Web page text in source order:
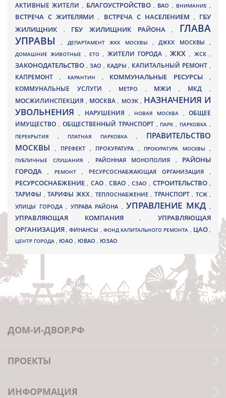
АКТИВНЫЕ ЖИТЕЛИ , БЛАГОУСТРОЙСТВО , ВАО , ВНИМАНИЕ ,
ВСТРЕЧА С ЖИТЕЛЯМИ, ВСТРЕЧА С НАСЕЛЕНИЕМ , ГБУ
ЖИЛИЩНИК
, ГБУ ЖИЛИЩНИК РАЙОНА, ГЛАВА
УПРАВЫ, ДЕПАРТАМЕНТ ЖКХ МОСКВЫ ,ДЖКХ МОСКВЫ ,
ДОМАШНИЕ ЖИВОТНЫЕ , ЕТО, ЖИТЕЛИ ГОРОДА , ЖКХ, ЖСК,
ЗАКОНОДАТЕЛЬСТВО , ЗАО , КАДРЫ, КАПИТАЛЬНЫЙ РЕМОНТ ,
КАПРЕМОНТ , КАРАНТИН , КОММУНАЛЬНЫЕ РЕСУРСЫ,
КОММУНАЛЬНЫЕ УСЛУГИ , МЕТРО , МЖИ, МКД ,
МОСЖИЛИНСПЕКЦИЯ, МОСКВА , МОЭК , НАЗНАЧЕНИЯ И
УВОЛЬНЕНИЯ, НАРУШЕНИЯ , НОВАЯ МОСКВА ,ОБЩЕЕ
ИМУЩЕСТВО , ОБЩЕСТВЕННЫЙ ТРАНСПОРТ , ПАРК, ПАРКОВКА ,
ПЕРЕКРЫТИЯ , ПЛАТНАЯ ПАРКОВКА , ПРАВИТЕЛЬСТВО
МОСКВЫ
, ПРЕФЕКТ , ПРОКУРАТУРА , ПРОКУРАТУРА МОСКВЫ ,
ПУБЛИЧНЫЕ СЛУШАНИЯ , РАЙОННАЯ МОНОПОЛИЯ , РАЙОНЫ
ГОРОДА
, РЕМОНТ , РЕСУРСОСНАБЖАЮЩАЯ ОРГАНИЗАЦИЯ ,
РЕСУРСОСНАБЖЕНИЕ, САО,СВАО ,СЗАО, СТРОИТЕЛЬСТВО,
ТАРИФЫ , ТАРИФЫ ЖКХ , ТЕПЛОСНАБЖЕНИЕ , ТРАНСПОРТ , ТСЖ ,
УЛИЦЫ ГОРОДА , УПРАВА РАЙОНА , УПРАВЛЕНИЕ МКД ,
УПРАВЛЯЮЩАЯ КОМПАНИЯ,УПРАВЛЯЮЩАЯ
ОРГАНИЗАЦИЯ,ФИНАНСЫ , ФОНД КАПИТАЛЬНОГО РЕМОНТА , ЦАО,
ЦЕНТР ГОРОДА , ЮАО , ЮВАО , ЮЗАО
ДОМ-И-ДВОР.РФ
ПРОЕКТЫ
ИНФОРМАЦИЯ